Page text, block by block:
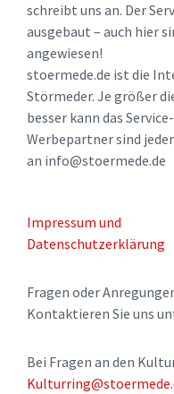
schreibt uns an. Der
ausgebaut – auch hier
angewiesen!
stoermede.de ist die
Störmeder. Je größer
besser kann das
Werbepartner sind
an info@stoermede.de
Impressum und
Datenschutzerklärung
Fragen oder
Kontaktieren Sie uns
Bei Fragen an den